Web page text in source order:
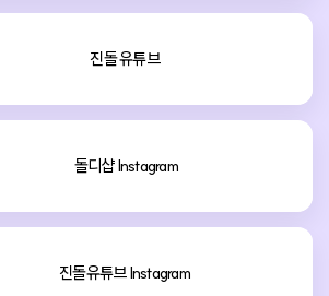
진돌 유튜브
돌디샵 Instagram
진돌유튜브 Instagram